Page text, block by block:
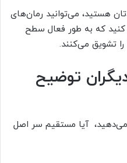
هستید، می‌توانید رمان‌های
کنید که به طور فعال سطح
را تشویق می‌کنند.
توضیح
می‌دهید، آیا مستقیم سر اصل